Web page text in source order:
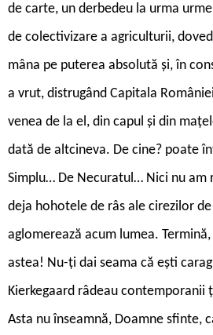
de carte, un derbedeu la urma
de colectivizare a agriculturii,
mâna pe puterea absolută și, în
a vrut, distrugând Capitala
venea de la el, din capul și din
dată de altcineva. De cine? poate
Simplu… De Necuratul… Nici nu am
deja hohotele de râs ale cirezilor
aglomerează acum lumea.
astea! Nu-ți dai seama că ești
Kierkegaard râdeau contemporanii
Asta nu înseamnă, Doamne sfinte,